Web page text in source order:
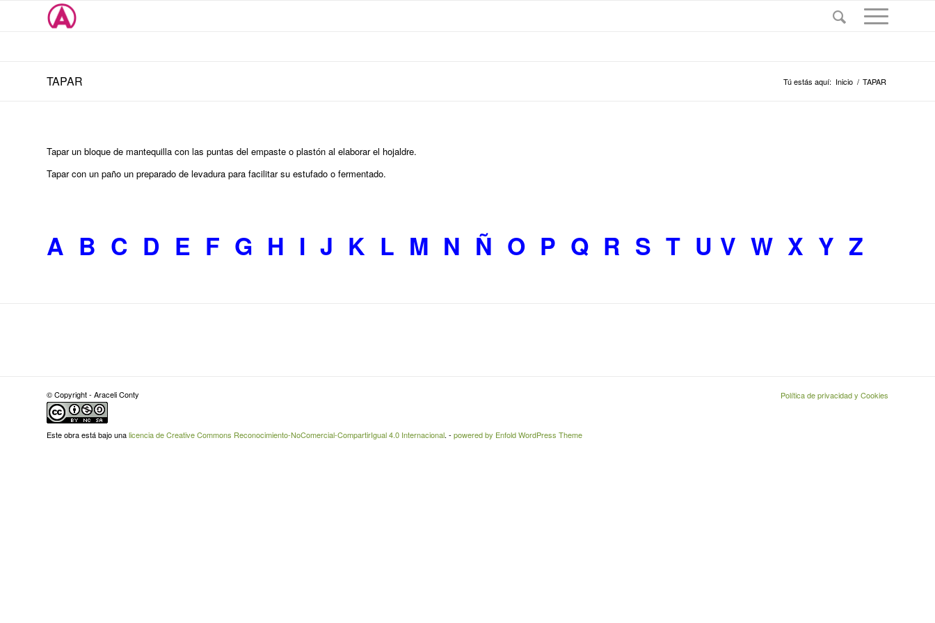
TAPAR Tú estás aquí: Inicio / TAPAR
Tapar un bloque de mantequilla con las puntas del empaste o plastón al elaborar el hojaldre.
Tapar con un paño un preparado de levadura para facilitar su estufado o fermentado.
A B C D E F G H I J K L M N Ñ O P Q R S T U V W X Y Z
© Copyright - Araceli Conty
Este obra está bajo unalicencia de Creative Commons Reconocimiento-NoComercial-CompartirIgual 4.0 Internacional. - powered by Enfold WordPress Theme
Política de privacidad y Cookies